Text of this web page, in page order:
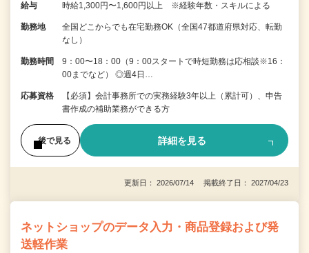
給与 時給1,300円〜1,600円以上 ※経験年数・スキルによる
勤務地
全国どこからでも在宅勤務OK（全国47都道府県対応、転勤
なし）
勤務時間
9：00〜18：00（9：00スタートで時短勤務は応相談※16：
00までなど） ◎週4日…
応募資格
【必須】会計事務所での実務経験3年以上（累計可）、申告
書作成の補助業務ができる方
後で見る 詳細を見る
更新日： 2026/07/14 掲載終了日： 2027/04/23
ネットショップのデータ入力・商品登録および発
送軽作業